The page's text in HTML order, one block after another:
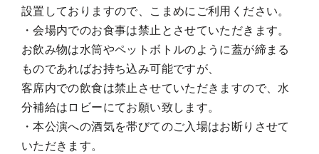
設置しておりますので、こまめにご利用ください。
・会場内でのお食事は禁止とさせていただきます。
お飲み物は水筒やペットボトルのように蓋が締まる
ものであればお持ち込み可能ですが、
客席内での飲食は禁止させていただきますので、水
分補給はロビーにてお願い致します。
・本公演への酒気を帯びてのご入場はお断りさせて
いただきます。